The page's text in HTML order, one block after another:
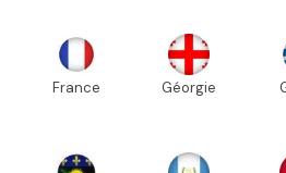
France Géorgie